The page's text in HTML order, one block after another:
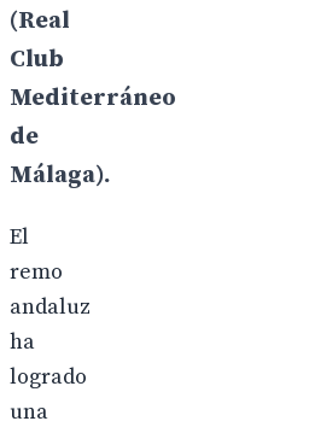
(Real
Club
Mediterráneo
de
Málaga).
El
remo
andaluz
ha
logrado
una